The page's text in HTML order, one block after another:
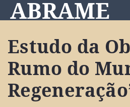
Pular
para
conteúdo
ABRAME
Estudo da
Rumo do